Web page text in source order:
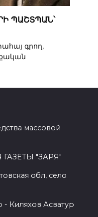
ՊԱՇՏՊԱՆ՝
գրող,
массовой
"ЗАРЯ"
обл, село
Киляхов Асватур